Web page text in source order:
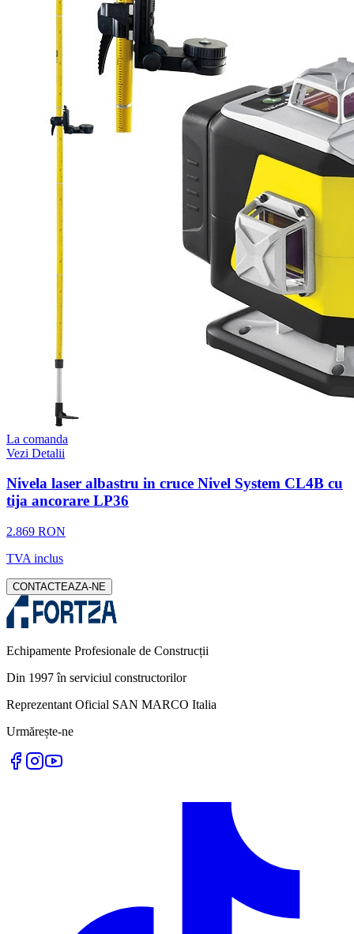
La comanda
Vezi Detalii
Nivela laser albastru in cruce Nivel System CL4B cu
tija ancorare LP36
2.869 RON
TVA inclus
CONTACTEAZA-NE
Echipamente Profesionale de Construcții
Din 1997 în serviciul constructorilor
Reprezentant Oficial SAN MARCO Italia
Urmărește-ne